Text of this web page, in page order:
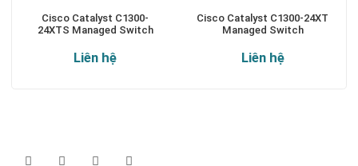
Cisco Catalyst C1300-
24XTS Managed Switch
Liên hệ
Cisco Catalyst C1300-24XT
Managed Switch
Liên hệ